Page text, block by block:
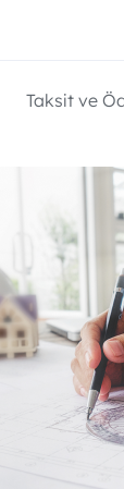
Taksit ve